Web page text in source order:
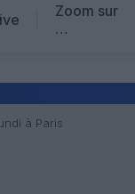
Zoom sur
…
Avis d’expert
à Paris